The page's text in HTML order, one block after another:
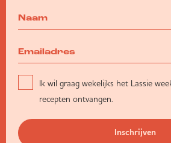
Ik wil graag wekelijks het Lassie
recepten ontvangen.
Inschrijven